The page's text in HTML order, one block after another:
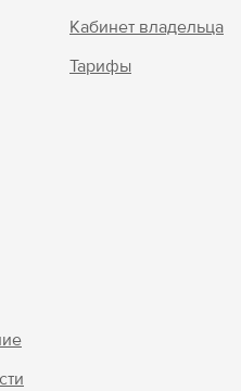
Кабинет владельца
Тарифы